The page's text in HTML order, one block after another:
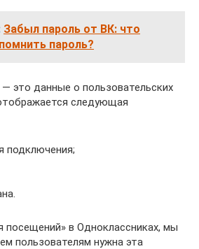
Забыл пароль от ВК: что
пароль?
это данные о пользовательских
следующая
подключения;
посещений» в Одноклассниках, мы
пользователям нужна эта